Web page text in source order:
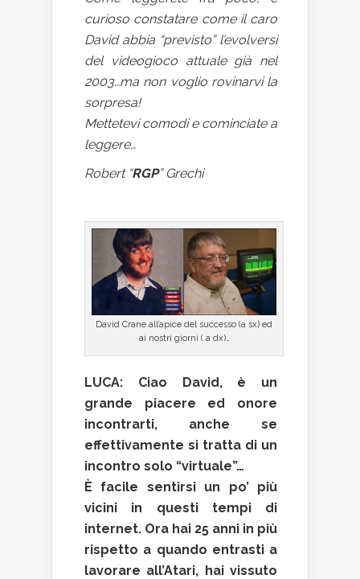
curioso constatare come il caro
David abbia “previsto” l’evolversi
del videogioco attuale già nel
2003…ma non voglio rovinarvi la
sorpresa!
Mettetevi comodi e cominciate a
leggere…
Robert “RGP” Grechi
David Crane all’apice del successo (a sx) ed
ai nostri giorni ( a dx)…
LUCA: Ciao David, è un
grande piacere ed onore
incontrarti, anche se
effettivamente si tratta di un
incontro solo “virtuale”…
È facile sentirsi un po’ più
vicini in questi tempi di
internet. Ora hai 25 anni in più
rispetto a quando entrasti a
lavorare all’Atari, hai vissuto